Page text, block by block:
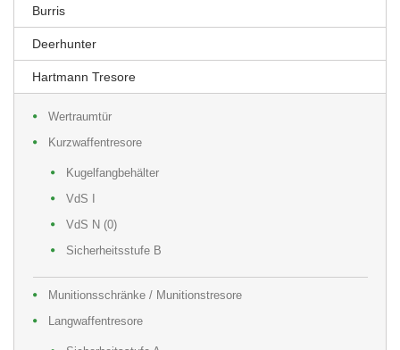
Burris
Deerhunter
Hartmann Tresore
Wertraumtür
Kurzwaffentresore
Kugelfangbehälter
VdS I
VdS N (0)
Sicherheitsstufe B
Munitionsschränke / Munitionstresore
Langwaffentresore